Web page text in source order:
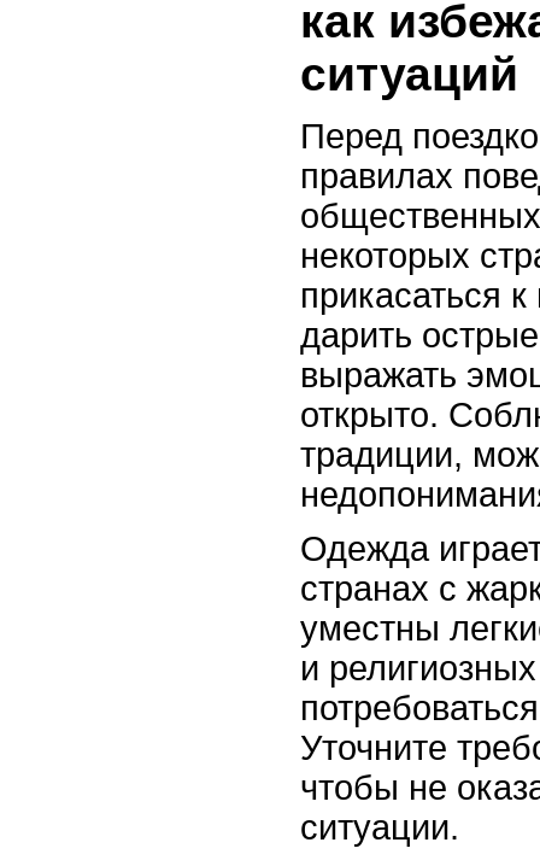
как
ситуаций
Перед
правилах
некоторых
прикасаться
дарить
выражать
открыто.
традиции,
Одежда
странах с
уместны
и
Уточните
чтобы не
ситуации.